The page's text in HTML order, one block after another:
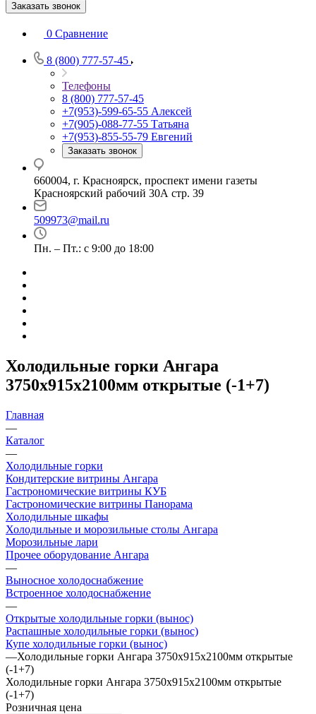
Заказать звонок
0 Сравнение
8 (800) 777-57-45
Телефоны
8 (800) 777-57-45
+7(953)-599-65-55 Алексей
+7(905)-088-77-55 Татьяна
+7(953)-855-55-79 Евгений
Заказать звонок
660004, г. Красноярск, проспект имени газеты
Красноярский рабочий 30А стр. 39
509973@mail.ru
Пн. – Пт.: с 9:00 до 18:00
Холодильные горки Ангара
3750х915х2100мм открытые (-1+7)
Главная
—
Каталог
—
Холодильные горки
Кондитерские витрины Ангара
Гастрономические витрины КУБ
Гастрономические витрины Панорама
Холодильные шкафы
Холодильные и морозильные столы Ангара
Морозильные лари
Прочее оборудование Ангара
—
Выносное холодоснабжение
Встроенное холодоснабжение
—
Открытые холодильные горки (вынос)
Распашные холодильные горки (вынос)
Купе холодильные горки (вынос)
—Холодильные горки Ангара 3750х915х2100мм открытые
(-1+7)
Холодильные горки Ангара 3750х915х2100мм открытые
(-1+7)
Розничная цена